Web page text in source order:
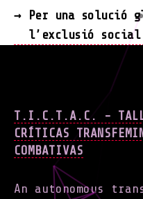
→
Per una solució
l’exclusió social
T.I.C.T.A.C. -
CRÍTICAS
COMBATIVAS
An autonomous